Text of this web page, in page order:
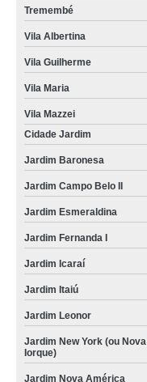
Tremembé
Vila Albertina
Vila Guilherme
Vila Maria
Vila Mazzei
Cidade Jardim
Jardim Baronesa
Jardim Campo Belo II
Jardim Esmeraldina
Jardim Fernanda I
Jardim Icaraí
Jardim Itaiú
Jardim Leonor
Jardim New York (ou Nova
Iorque)
Jardim Nova América